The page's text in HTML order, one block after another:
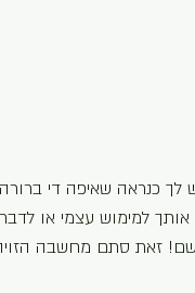
לך כנראה שאיפה די
למימוש עצמי או לדבר
זאת סתם מחשבה